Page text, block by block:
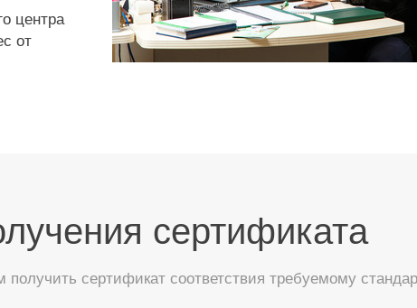
центра
от
сертификата
сертификат соответствия требуемому